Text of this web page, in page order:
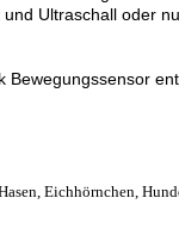
Ultraschall oder
Bewegungssensor
Eichhörnchen,